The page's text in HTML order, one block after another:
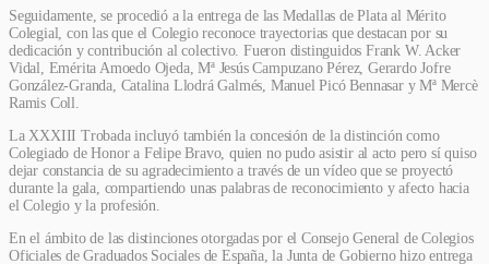
Seguidamente, se procedió a la entrega de las Medallas de Plata al Mérito
Colegial, con las que el Colegio reconoce trayectorias que destacan por su
dedicación y contribución al colectivo. Fueron distinguidos Frank W. Acker
Vidal, Emérita Amoedo Ojeda, Mª Jesús Campuzano Pérez, Gerardo Jofre
González-Granda, Catalina Llodrá Galmés, Manuel Picó Bennasar y Mª Mercè
Ramis Coll.
La XXXIII Trobada incluyó también la concesión de la distinción como
Colegiado de Honor a Felipe Bravo, quien no pudo asistir al acto pero sí quiso
dejar constancia de su agradecimiento a través de un vídeo que se proyectó
durante la gala, compartiendo unas palabras de reconocimiento y afecto hacia
el Colegio y la profesión.
En el ámbito de las distinciones otorgadas por el Consejo General de Colegios
Oficiales de Graduados Sociales de España, la Junta de Gobierno hizo entrega